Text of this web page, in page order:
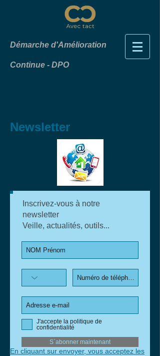
Démarche d'Amélioration
Continue - DPO
Newsletter
Inscrivez-vous à notre
newsletter
Veille, actualités, outils...
J'accepte la politique de
confidentialité
S`abonner maintenant
En cliquant sur envoyer, vous acceptez les